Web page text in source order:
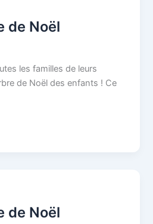
de Noël
les familles de leurs
de Noël des enfants ! Ce
de Noël